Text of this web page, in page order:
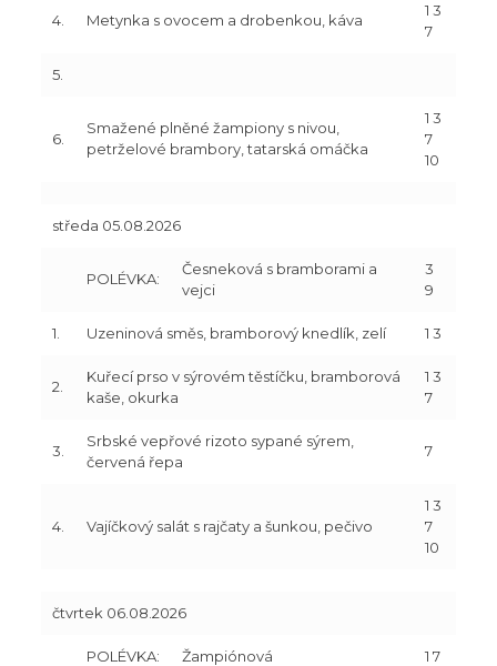
4. Metynka s ovocem a drobenkou, káva
1 3
7
5.
6.
Smažené plněné žampiony s nivou,
petrželové brambory, tatarská omáčka
1 3
7
10
středa 05.08.2026
POLÉVKA:
Česneková s bramborami a
vejci
3
9
1. Uzeninová směs, bramborový knedlík, zelí 1 3
2.
Kuřecí prso v sýrovém těstíčku, bramborová
kaše, okurka
1 3
7
3.
Srbské vepřové rizoto sypané sýrem,
červená řepa
7
4. Vajíčkový salát s rajčaty a šunkou, pečivo
1 3
7
10
čtvrtek 06.08.2026
POLÉVKA: Žampiónová 1 7